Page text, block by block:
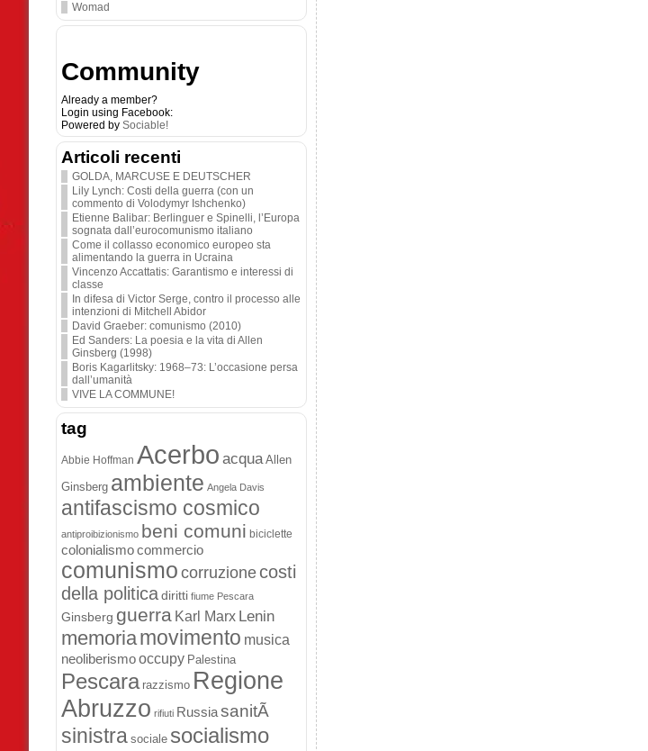
Womad
Community
Already a member?
Login using Facebook:
Powered by Sociable!
Articoli recenti
GOLDA, MARCUSE E DEUTSCHER
Lily Lynch: Costi della guerra (con un
commento di Volodymyr Ishchenko)
Etienne Balibar: Berlinguer e Spinelli, l’Europa
sognata dall’eurocomunismo italiano
Come il collasso economico europeo sta
alimentando la guerra in Ucraina
Vincenzo Accattatis: Garantismo e interessi di
classe
In difesa di Victor Serge, contro il processo alle
intenzioni di Mitchell Abidor
David Graeber: comunismo (2010)
Ed Sanders: La poesia e la vita di Allen
Ginsberg (1998)
Boris Kagarlitsky: 1968–73: L’occasione persa
dall’umanità
VIVE LA COMMUNE!
tag
Abbie Hoffman Acerbo acqua Allen
Ginsberg ambiente Angela Davis
antifascismo cosmico
antiproibizionismo beni comuni biciclette
colonialismocommercio
comunismocorruzionecosti
della politicadiritti fiume Pescara
Ginsberg guerra Karl Marx Lenin
memoriamovimento musica
neoliberismooccupy Palestina
Pescara razzismo Regione
Abruzzo rifiuti RussiasanitÃ
sinistra sociale socialismo